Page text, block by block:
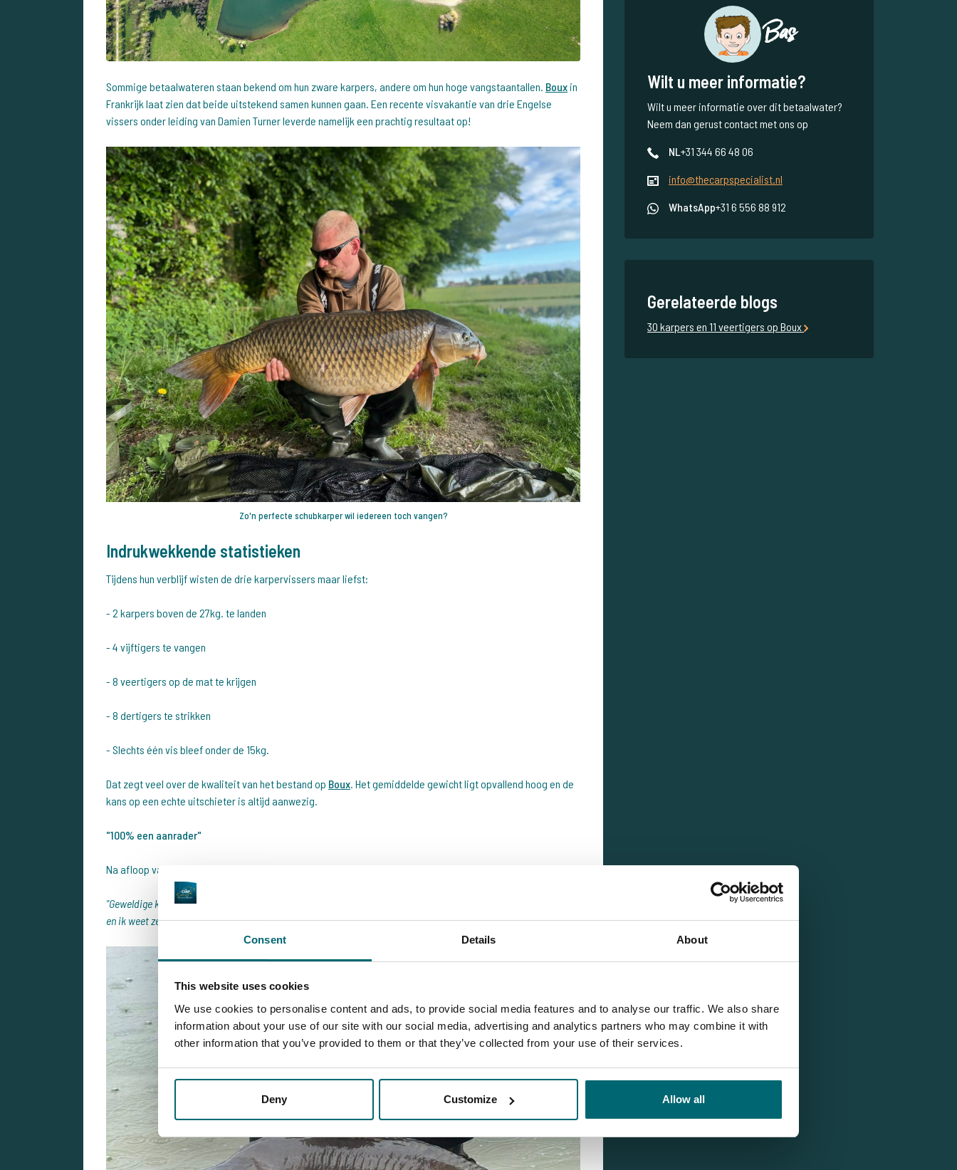
Consent Details About
This website uses cookies
We use cookies to personalise content and ads, to provide social media features and to analyse our traffic. We also share
information about your use of our site with our social media, advertising and analytics partners who may combine it with
other information that you’ve provided to them or that they’ve collected from your use of their services.
Deny Customize Allow all
Sommige betaalwateren staan bekend om hun zware karpers, andere om hun hoge vangstaantallen. Boux in
Frankrijk laat zien dat beide uitstekend samen kunnen gaan. Een recente visvakantie van drie Engelse
vissers onder leiding van Damien Turner leverde namelijk een prachtig resultaat op!
Zo'n perfecte schubkarper wil iedereen toch vangen?
Indrukwekkende statistieken
Tijdens hun verblijf wisten de drie karpervissers maar liefst:
- 2 karpers boven de 27kg. te landen
- 4 vijftigers te vangen
- 8 veertigers op de mat te krijgen
- 8 dertigers te strikken
- Slechts één vis bleef onder de 15kg.
Dat zegt veel over de kwaliteit van het bestand op Boux. Het gemiddelde gewicht ligt opvallend hoog en de
kans op een echte uitschieter is altijd aanwezig.
"100% een aanrader"
Na afloop van de karpervisvakantie was Damien lovend over het betaalwater:
"Geweldige kwaliteit vissen, absoluut een water dat ik iedereen kan aanbevelen. Het bestand is indrukwekkend
en ik weet zeker dat we terugkomen."
Bas
Wilt u meer informatie?
Wilt u meer informatie over dit betaalwater?
Neem dan gerust contact met ons op
NL+31 344 66 48 06
info@thecarpspecialist.nl
WhatsApp+31 6 556 88 912
Gerelateerde blogs
30 karpers en 11 veertigers op Boux